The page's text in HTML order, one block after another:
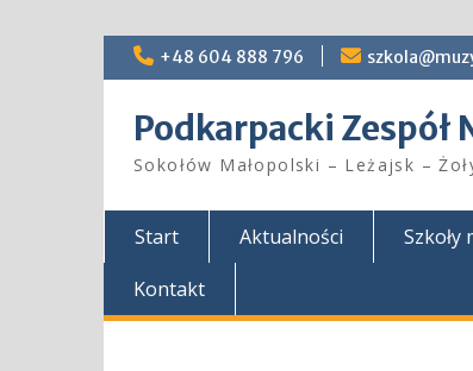
Skip
+48 604 888 796
Podkarpacki Zespół
Sokołów Małopolski – Leżajsk –
Start Aktualności Szkoły
Kontakt